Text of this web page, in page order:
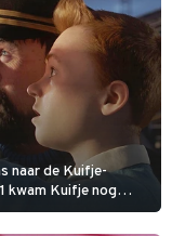
naar de Kuifje-
kwam Kuifje nog
Steven Spielberg.